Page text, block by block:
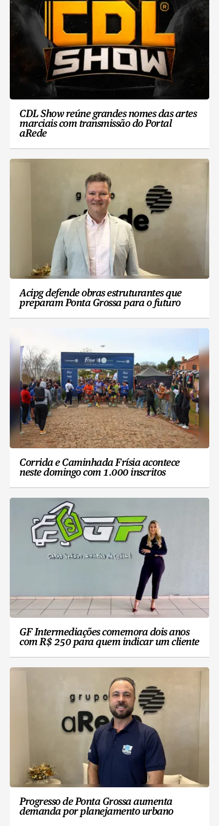
CDL Show reúne grandes nomes das artes
marciais com transmissão do Portal
aRede
Acipg defende obras estruturantes que
preparam Ponta Grossa para o futuro
Corrida e Caminhada Frísia acontece
neste domingo com 1.000 inscritos
GF Intermediações comemora dois anos
com R$ 250 para quem indicar um cliente
Progresso de Ponta Grossa aumenta
demanda por planejamento urbano